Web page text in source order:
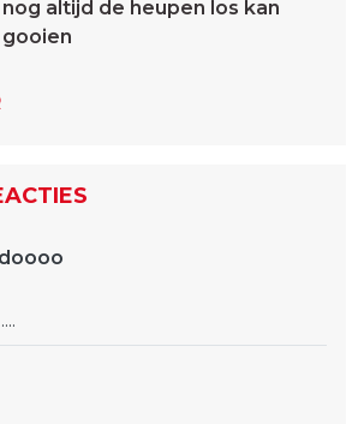
nog altijd de heupen los kan
gooien